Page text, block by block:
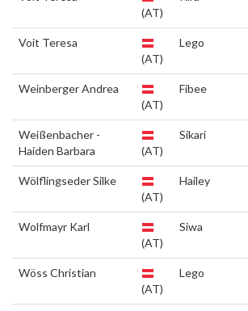
(AT)
Voit Teresa
(AT)
Lego
Weinberger Andrea
(AT)
Fibee
Weißenbacher -
Haiden Barbara
(AT)
Sikari
Wölflingseder Silke
(AT)
Hailey
Wolfmayr Karl
(AT)
Siwa
Wöss Christian
(AT)
Lego